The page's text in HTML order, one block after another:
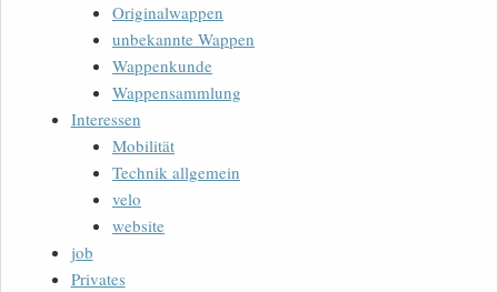
Originalwappen
unbekannte Wappen
Wappenkunde
Wappensammlung
Interessen
Mobilität
Technik allgemein
velo
website
job
Privates